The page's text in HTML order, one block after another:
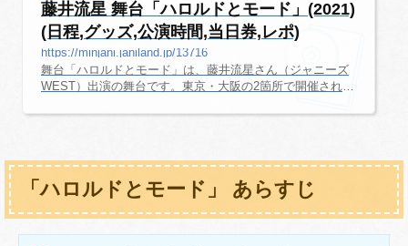
藤井流星 舞台「ハロルドとモード」(2021)
(日程,グッズ,公演時間,当日券,レポ)
https://minjani.janiland.jp/13716
舞台「ハロルドとモード」は、藤井流星さん（ジャニーズ
WEST）出演の舞台です。東京・大阪の2箇所で開催されま
こでは、舞台初心者でも楽しめるように、舞台の情報を随
2年は佐藤勝利さん（Sexy Zone）が出演されます。舞台
「ハロルドとモード」2021 日程・詳細情報オフィシャルサ
イト舞台「ハロルドとモード」 オフィシャルサイト公式Tw
itter EX THEATER ROPPONGI会...
「ハロルドとモード」 あらすじ